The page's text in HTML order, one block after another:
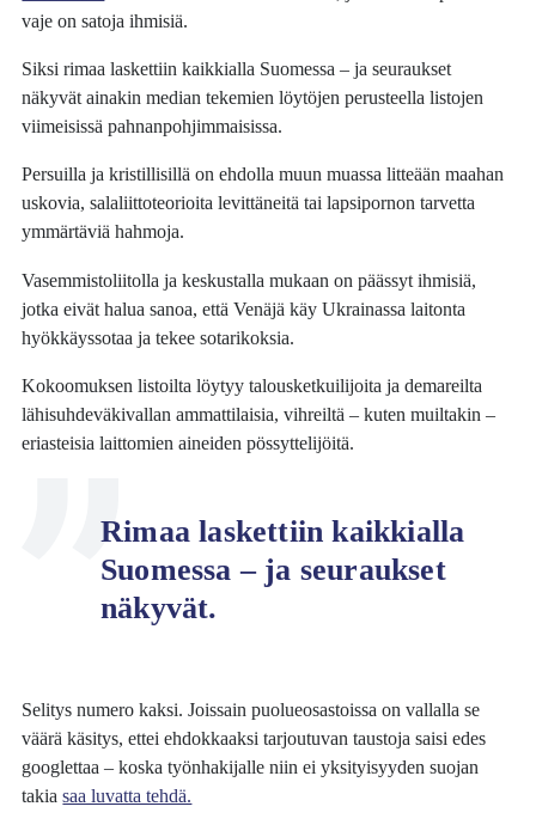
vaje on satoja ihmisiä.
Siksi rimaa laskettiin kaikkialla Suomessa – ja seuraukset
näkyvät ainakin median tekemien löytöjen perusteella listojen
viimeisissä pahnanpohjimmaisissa.
Persuilla ja kristillisillä on ehdolla muun muassa litteään maahan
uskovia, salaliittoteorioita levittäneitä tai lapsipornon tarvetta
ymmärtäviä hahmoja.
Vasemmistoliitolla ja keskustalla mukaan on päässyt ihmisiä,
jotka eivät halua sanoa, että Venäjä käy Ukrainassa laitonta
hyökkäyssotaa ja tekee sotarikoksia.
Kokoomuksen listoilta löytyy talousketkuilijoita ja demareilta
lähisuhdeväkivallan ammattilaisia, vihreiltä – kuten muiltakin –
eriasteisia laittomien aineiden pössyttelijöitä.
Rimaa laskettiin kaikkialla
Suomessa – ja seuraukset
näkyvät.
Selitys numero kaksi. Joissain puolueosastoissa on vallalla se
väärä käsitys, ettei ehdokkaaksi tarjoutuvan taustoja saisi edes
googlettaa – koska työnhakijalle niin ei yksityisyyden suojan
takiasaa luvatta tehdä.